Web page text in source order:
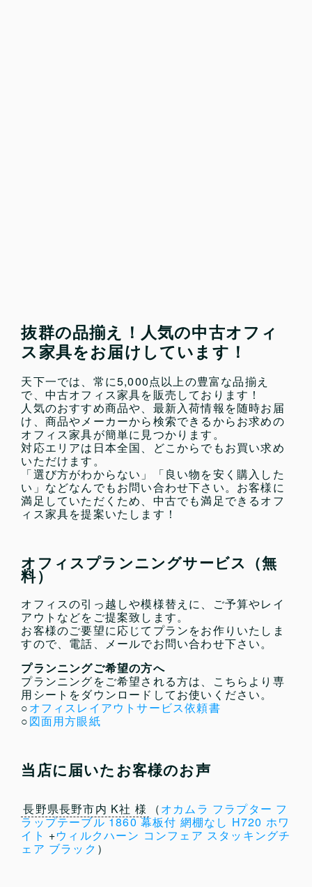
抜群の品揃え！人気の中古オフィ
ス家具をお届けしています！
天下一では、常に5,000点以上の豊富な品揃え
で、中古オフィス家具を販売しております！
人気のおすすめ商品や、最新入荷情報を随時お届
け、商品やメーカーから検索できるからお求めの
オフィス家具が簡単に見つかります。
対応エリアは日本全国、どこからでもお買い求め
いただけます。
「選び方がわからない」「良い物を安く購入した
い」などなんでもお問い合わせ下さい。お客様に
満足していただくため、中古でも満足できるオフ
ィス家具を提案いたします！
オフィスプランニングサービス（無
料）
オフィスの引っ越しや模様替えに、ご予算やレイ
アウトなどをご提案致します。
お客様のご要望に応じてプランをお作りいたしま
すので、電話、メールでお問い合わせ下さい。
プランニングご希望の方へ
プランニングをご希望される方は、こちらより専
用シートをダウンロードしてお使いください。
○オフィスレイアウトサービス依頼書
○図面用方眼紙
当店に届いたお客様のお声
長野県長野市内 K社 様 （オカムラ フラプター フ
ラップテーブル 1860 幕板付 網棚なし H720 ホワ
イト +ウィルクハーン コンフェア スタッキングチ
ェア ブラック ）